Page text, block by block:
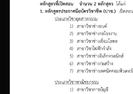
ห้องสมุดอิเล็กทรอนิกส์
ศูนย์ซ่อมสร้างเพื่อชุมชน FixitCenter
รวม Link หน้าเว็บ QRCode
กฎหมายด้านการศึกษา
ร้องเรียน/ร้องทุกข์/สอบถามรายละเอียด
e-learning(sandbox)